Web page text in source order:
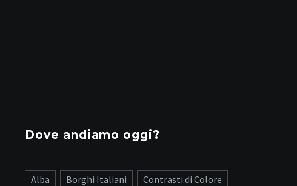
Dove andiamo oggi?
Alba Borghi Italiani
Contrasti di Colore